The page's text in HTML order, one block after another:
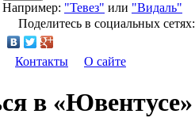
Например: "Тевез" или "Видаль"
Поделитесь в социальных сетях:
Контакты О сайте
в «Ювентусе»